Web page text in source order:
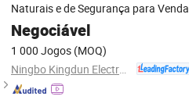
Naturais e de Segurança para Venda
por Atacado
Negociável
1 000 Jogos (MOQ)